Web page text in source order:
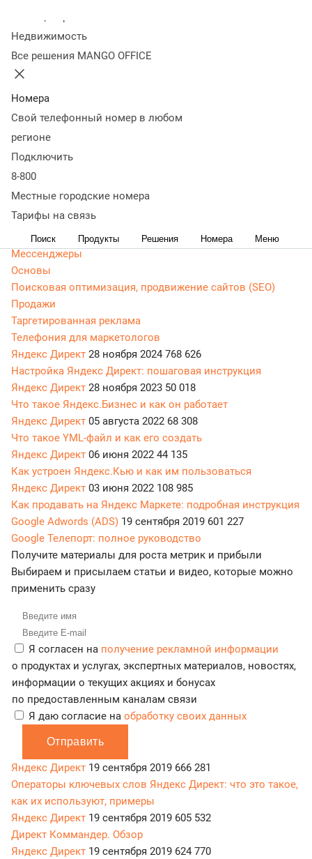
Недвижимость
Все решения MANGO OFFICE
Номера
Свой телефонный номер в любом
регионе
Подключить
8-800
Местные городские номера
Тарифы на связь
Поиск Продукты Решения Номера Меню
Статьи, обзоры, ТОПы, идеи и советы для развития
бизнеса. Энциклопедия маркетолога, Контекстная
реклама - актуальная, живая и понятная информация
доступным языком.
CRM маркетинг
Аналитика
Веб-аналитика
Веб-разработка
Контекстная реклама
Яндекс Директ
Контент-маркетинг
Мессенджеры
Основы
Поисковая оптимизация, продвижение сайтов (SEO)
Продажи
Таргетированная реклама
Телефония для маркетологов
Яндекс Директ 28 ноября 2024 768 626
Настройка Яндекс Директ: пошаговая инструкция
Яндекс Директ 28 ноября 2023 50 018
Что такое Яндекс.Бизнес и как он работает
Яндекс Директ 05 августа 2022 68 308
Что такое YML-файл и как его создать
Яндекс Директ 06 июня 2022 44 135
Как устроен Яндекс.Кью и как им пользоваться
Яндекс Директ 03 июня 2022 108 985
Как продавать на Яндекс Маркете: подробная инструкция
Google Adwords (ADS) 19 сентября 2019 601 227
Google Телепорт: полное руководство
Получите материалы для роста метрик и прибыли
Выбираем и присылаем статьи и видео, которые можно
применить сразу
Я согласен на получение рекламной информации
о продуктах и услугах, экспертных материалов, новостях,
информации о текущих акциях и бонусах
по предоставленным каналам связи
Я даю согласие на обработку своих данных
Отправить
Яндекс Директ 19 сентября 2019 666 281
Операторы ключевых слов Яндекс Директ: что это такое,
как их используют, примеры
Яндекс Директ 19 сентября 2019 605 532
Директ Коммандер. Обзор
Яндекс Директ 19 сентября 2019 624 770